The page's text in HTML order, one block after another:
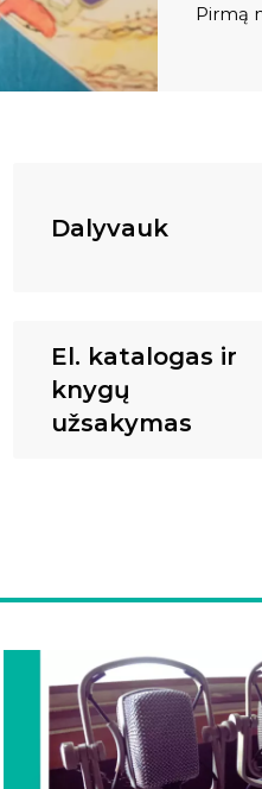
Pirmą
Dalyvauk
El. katalogas ir
knygų
užsakymas